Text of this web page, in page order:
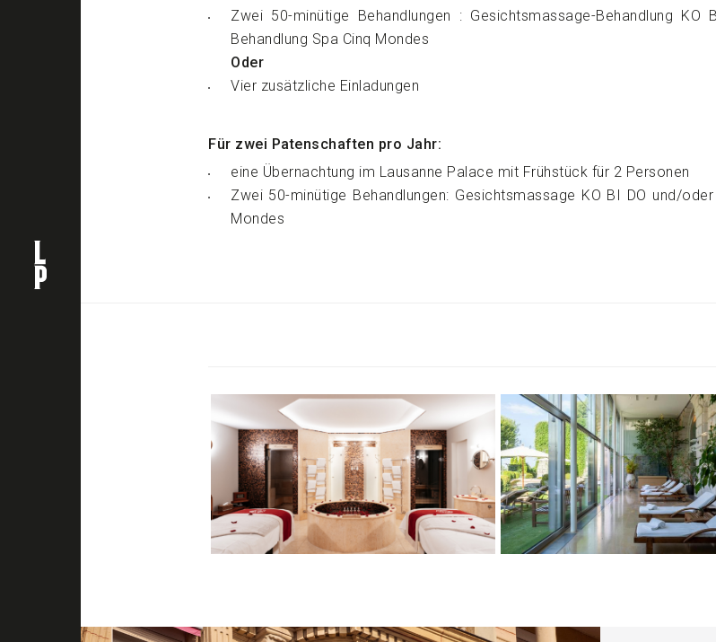
Zwei 50-minütige Behandlungen : Gesichtsmassage-Behandlung
Behandlung Spa Cinq Mondes
Oder
Vier zusätzliche Einladungen
Für zwei Patenschaften pro Jahr:
eine Übernachtung im Lausanne Palace mit Frühstück für 2 Personen
Zwei 50-minütige Behandlungen: Gesichtsmassage KO BI DO und/
Mondes